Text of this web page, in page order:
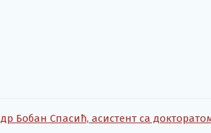
др Бобан Спасић, асистент са